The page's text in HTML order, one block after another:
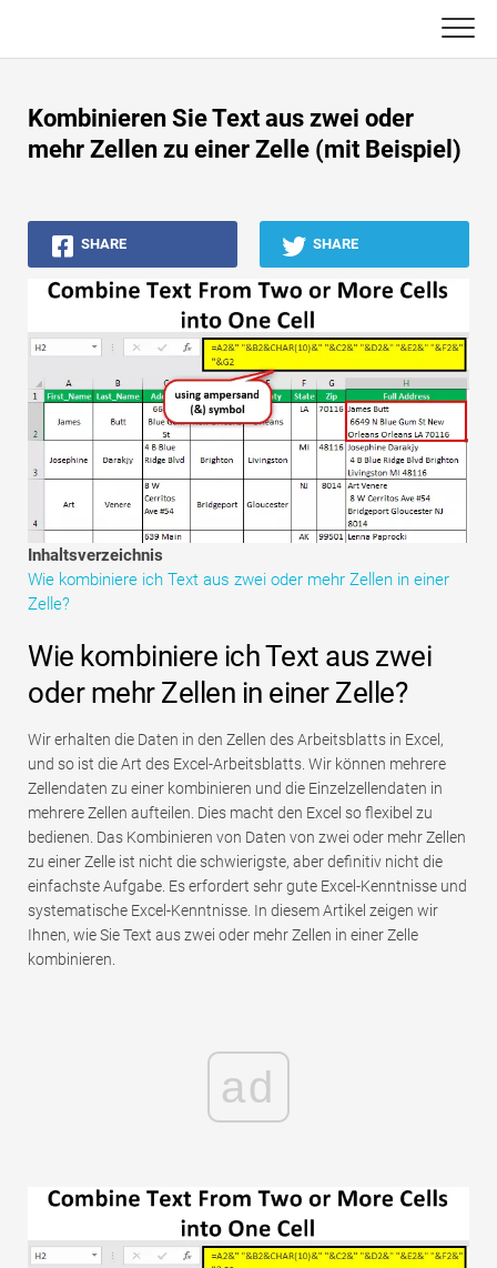
content
Buchhaltungs-Tutorials
Excel, VBA & Power BI
Investment Banking Tutorials
Top Bücher
Finanzkarriere-Leitfäden
Ressourcen für die Finanzzertifizierung
Tutorials zur Finanzmodellierung
Vollständige Form
Risikomanagement-Tutorials
Kombinieren Sie Text aus zwei oder
mehr Zellen zu einer Zelle (mit Beispiel)
SHARE SHARE
Inhaltsverzeichnis
Wie kombiniere ich Text aus zwei oder mehr Zellen in einer
Zelle?
Wie kombiniere ich Text aus zwei
oder mehr Zellen in einer Zelle?
Wir erhalten die Daten in den Zellen des Arbeitsblatts in Excel,
und so ist die Art des Excel-Arbeitsblatts. Wir können mehrere
Zellendaten zu einer kombinieren und die Einzelzellendaten in
mehrere Zellen aufteilen. Dies macht den Excel so flexibel zu
bedienen. Das Kombinieren von Daten von zwei oder mehr Zellen
zu einer Zelle ist nicht die schwierigste, aber definitiv nicht die
einfachste Aufgabe. Es erfordert sehr gute Excel-Kenntnisse und
systematische Excel-Kenntnisse. In diesem Artikel zeigen wir
Ihnen, wie Sie Text aus zwei oder mehr Zellen in einer Zelle
kombinieren.
ad